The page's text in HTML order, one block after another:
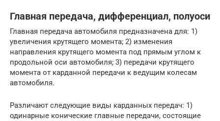
Главная передача, дифференциал, полуоси
Главная передача автомобиля предназначена для: 1)
увеличения крутящего момента; 2) изменения
направления крутящего момента под прямым углом к
продольной оси автомобиля; 3) передачи крутящего
момента от карданной передачи к ведущим колесам
автомобиля.
Различают следующие виды карданных передач: 1)
одинарные конические главные передачи, состоящие